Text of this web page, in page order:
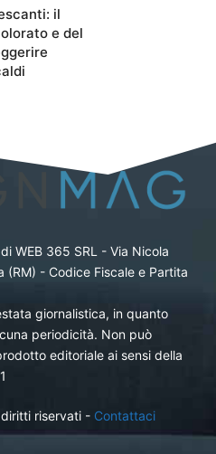
il
e del
WEB 365 SRL - Via Nicola
(RM) - Codice Fiscale e Partita
giornalistica, in quanto
periodicità. Non può
editoriale ai sensi della
riservati - Contattaci